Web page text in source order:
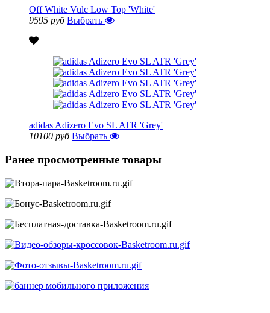
Off White Vulc Low Top 'White'
9595 руб Выбрать
adidas Adizero Evo SL ATR 'Grey'
10100 руб Выбрать
Ранее просмотренные товары